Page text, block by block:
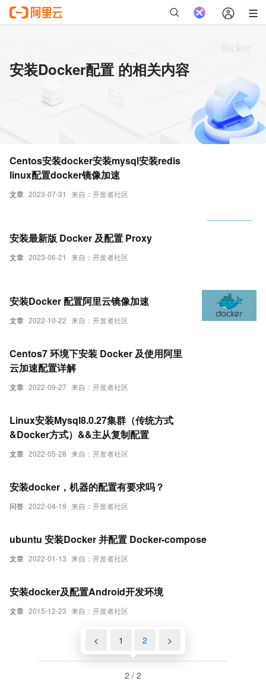
安装Docker配置 的相关内容
文章 2023-07-31 来自：开发者社区
Centos安装docker安装mysql安装redis
linux配置docker镜像加速
文章 2023-06-21 来自：开发者社区
安装最新版 Docker 及配置 Proxy
文章 2022-10-22 来自：开发者社区
安装Docker 配置阿里云镜像加速
文章 2022-09-27 来自：开发者社区
Centos7 环境下安装 Docker 及使用阿里
云加速配置详解
文章 2022-05-28 来自：开发者社区
Linux安装Mysql8.0.27集群（传统方式
&Docker方式）&&主从复制配置
问答 2022-04-19 来自：开发者社区
安装docker，机器的配置有要求吗？
文章 2022-01-13 来自：开发者社区
ubuntu 安装Docker 并配置 Docker-compose
文章 2015-12-23 来自：开发者社区
安装docker及配置Android开发环境
< 1 2 >
2 / 2